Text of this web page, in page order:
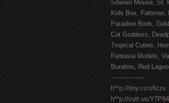
Sibirian Mouse, St.
Kids Box, Fattman,
Paradise Birds,
Cat Goddess,
Tropical Cuties,
Fantasia Models,
Buratino, Red
-----------------
h**p://tiny.cc/sficzx
h**p://cutt.us/Y7P84